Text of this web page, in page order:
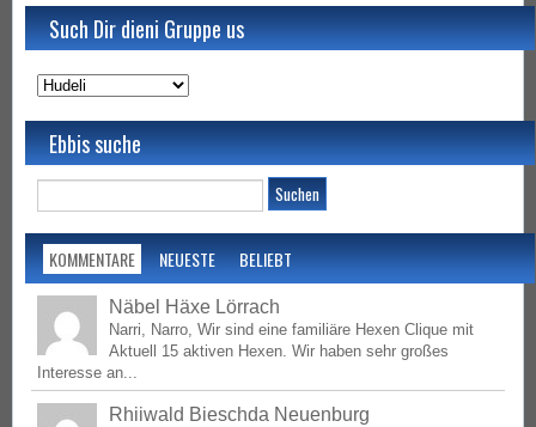
Such Dir dieni Gruppe us
Ebbis suche
KOMMENTARE NEUESTE BELIEBT
Näbel Häxe Lörrach
Narri, Narro, Wir sind eine familiäre Hexen Clique mit
Aktuell 15 aktiven Hexen. Wir haben sehr großes
Interesse an...
Rhiiwald Bieschda Neuenburg